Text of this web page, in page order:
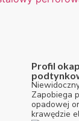
Profil
Zapobiega
opadowej
krawędzie